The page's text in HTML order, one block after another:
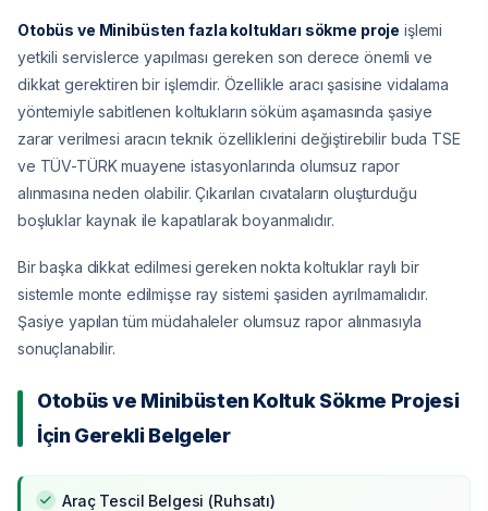
Otobüs ve Minibüsten fazla koltukları sökme proje işlemi
yetkili servislerce yapılması gereken son derece önemli ve
dikkat gerektiren bir işlemdir. Özellikle aracı şasisine vidalama
yöntemiyle sabitlenen koltukların söküm aşamasında şasiye
zarar verilmesi aracın teknik özelliklerini değiştirebilir buda TSE
ve TÜV-TÜRK muayene istasyonlarında olumsuz rapor
alınmasına neden olabilir. Çıkarılan cıvataların oluşturduğu
boşluklar kaynak ile kapatılarak boyanmalıdır.
Bir başka dikkat edilmesi gereken nokta koltuklar raylı bir
sistemle monte edilmişse ray sistemi şasiden ayrılmamalıdır.
Şasiye yapılan tüm müdahaleler olumsuz rapor alınmasıyla
sonuçlanabilir.
Otobüs ve Minibüsten Koltuk Sökme Projesi
İçin Gerekli Belgeler
Araç Tescil Belgesi (Ruhsatı)